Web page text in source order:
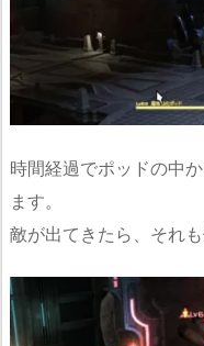
時間経過でポッドの中
ます。
敵が出てきたら、それも